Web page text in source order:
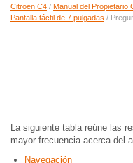
Citroen C4 / Manual del Propietario
Pantalla táctil de 7 pulgadas /
La siguiente tabla reúne las
mayor frecuencia acerca del
Navegación